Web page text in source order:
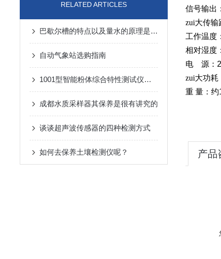
RELATED ARTICLES
巴歇尔槽的特点以及量水的原理是什么？
自动气象站选购指南
1001型智能粉体综合特性测试仪在稀土行业的应用
成都水质采样器其保养是很有讲究的
谈谈超声波传感器的四种检测方式
如何去保养土壤检测仪呢？
信号输出
zui大传输
工作温度
相对湿度
电 源：
zui大功耗
重 量：约
产品